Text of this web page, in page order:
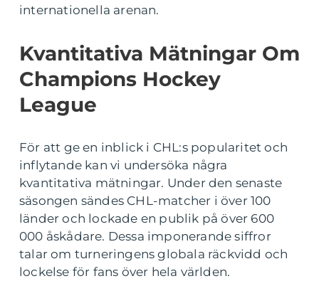
internationella arenan.
Kvantitativa Mätningar Om
Champions Hockey
League
För att ge en inblick i CHL:s popularitet och
inflytande kan vi undersöka några
kvantitativa mätningar. Under den senaste
säsongen sändes CHL-matcher i över 100
länder och lockade en publik på över 600
000 åskådare. Dessa imponerande siffror
talar om turneringens globala räckvidd och
lockelse för fans över hela världen.